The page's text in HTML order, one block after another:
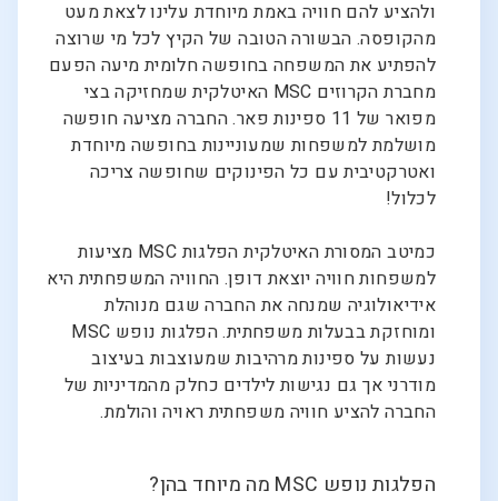
ולהציע להם חוויה באמת מיוחדת עלינו לצאת מעט
מהקופסה. הבשורה הטובה של הקיץ לכל מי שרוצה
להפתיע את המשפחה בחופשה חלומית מיעה הפעם
מחברת הקרוזים MSC האיטלקית שמחזיקה בצי
מפואר של 11 ספינות פאר. החברה מציעה חופשה
מושלמת למשפחות שמעוניינות בחופשה מיוחדת
ואטרקטיבית עם כל הפינוקים שחופשה צריכה
לכלול!
כמיטב המסורת האיטלקית הפלגות MSC מציעות
למשפחות חוויה יוצאת דופן. החוויה המשפחתית היא
אידיאולוגיה שמנחה את החברה שגם מנוהלת
ומוחזקת בבעלות משפחתית. הפלגות נופש MSC
נעשות על ספינות מרהיבות שמעוצבות בעיצוב
מודרני אך גם נגישות לילדים כחלק מהמדיניות של
החברה להציע חוויה משפחתית ראויה והולמת.
הפלגות נופש MSC מה מיוחד בהן?